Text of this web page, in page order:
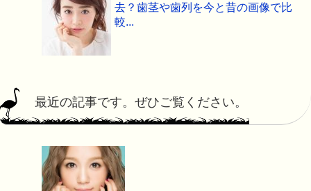
去？歯茎や歯列を今と昔の画像で比
較...
最近の記事です。ぜひご覧ください。